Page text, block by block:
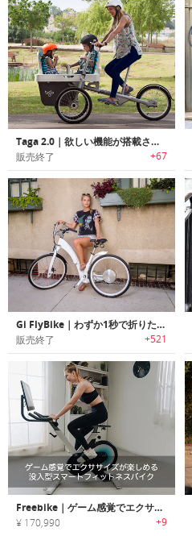
Taga 2.0｜欲しい機能が搭載されたファミリーバイク「タガ2.0」
販売終了 +67
Gi FlyBike｜わずか1秒で折りたたみ可能な電動自転車「ギー・フライバイク」
販売終了 +521
Freebike｜ゲーム感覚でエクササイズが楽しめる没入型スマートフィットネスバイク「フリーバイク」
¥ 170,990 +9